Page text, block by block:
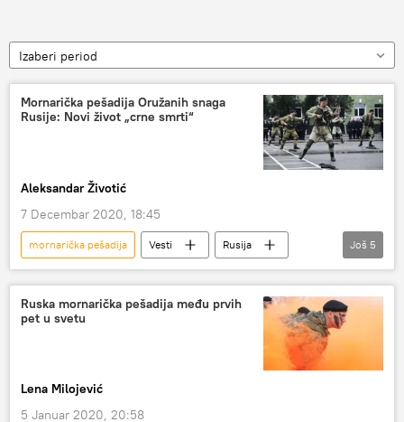
Izaberi period
Mornarička pešadija Oružanih snaga
Rusije: Novi život „crne smrti“
Aleksandar Životić
7 Decembar 2020, 18:45
mornarička pešadija Vesti
Rusija
Svet
Analize i mišljenja
Oružane snage RF
Baltička flota
Vojska i naoružanje
Još 5
Ruska mornarička pešadija među prvih
pet u svetu
Lena Milojević
5 Januar 2020, 20:58